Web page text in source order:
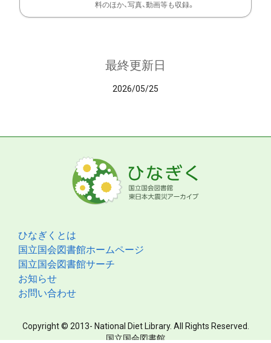
料のほか、写真、動画等も収録。
最終更新日
2026/05/25
ひなぎくとは
国立国会図書館ホームページ
国立国会図書館サーチ
お知らせ
お問い合わせ
Copyright © 2013- National Diet Library. All Rights Reserved.